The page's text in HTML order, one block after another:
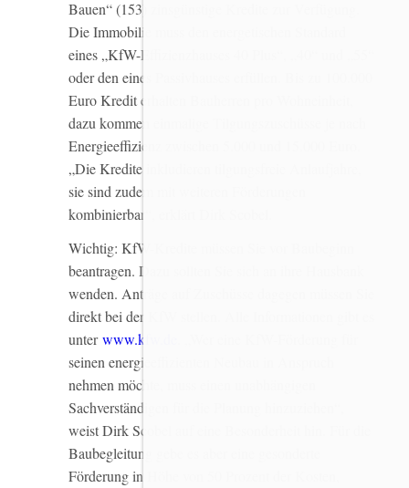
Bauen“ (153) zinsgünstige Kredite zur Verfügung.
Die Immobilie muss den energetischen Standard
eines „KfW-Effizienzhauses 40 Plus“, „40“ und „55“
oder den eines Passivhauses erfüllen. Bis zu 100.000
Euro Kredit erhalten Bauherren pro Wohneinheit,
dazu kommen einmalige Tilgungszuschüsse je nach
Energieeffizienz zwischen 5.000 und 15.000 Euro.
„Die Kredite inkludieren tilgungsfreie Anlaufjahre,
sie sind zudem mit weiteren Förderungen
kombinierbar“, erklärt Dirk Scobel.
Wichtig: KfW-Kredite müssen Sie vor Baubeginn
beantragen. Dazu sollten Sie sich an ihre Hausbank
wenden. Anträge auf Zuschüsse dagegen müssen Sie
direkt bei der KfW stellen. Alle Informationen gibt es
unterwww.kfw.de
seinen energieeffizienten Neubau in Anspruch
nehmen möchte, muss einen unabhängigen
Sachverständigen für die Planung hinzuziehen“,
weist Dirk Scobel auf eine Besonderheit hin. Für die
Baubegleitung gebe es aber eine gesonderte
Förderung in Höhe von 50 Prozent der Kosten,